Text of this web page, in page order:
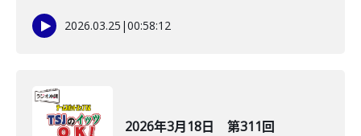
2026.03.25 |00:58:12
2026年3月18日 第311回